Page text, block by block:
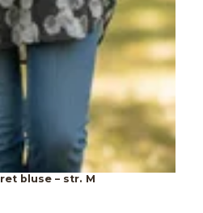
bluse – str. M